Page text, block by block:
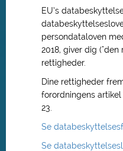
EU’s
persondataloven
2018, giver dig
rettigheder.
Dine rettigheder
forordningens artikel
23.
Se
Se